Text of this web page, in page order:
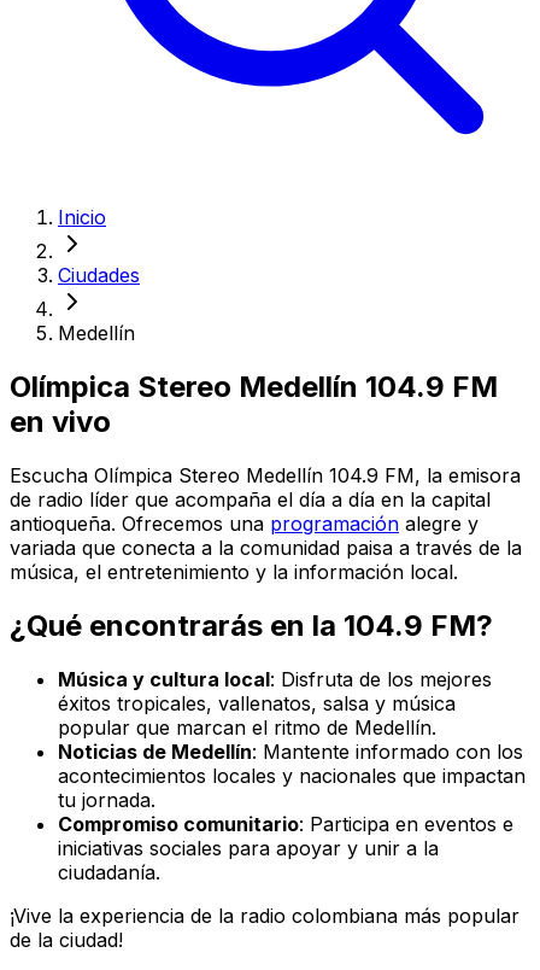
Inicio
Ciudades
Medellín
Olímpica Stereo Medellín 104.9 FM
en vivo
Escucha Olímpica Stereo Medellín 104.9 FM, la emisora
de radio líder que acompaña el día a día en la capital
antioqueña. Ofrecemos una programación alegre y
variada que conecta a la comunidad paisa a través de la
música, el entretenimiento y la información local.
¿Qué encontrarás en la 104.9 FM?
Música y cultura local: Disfruta de los mejores
éxitos tropicales, vallenatos, salsa y música
popular que marcan el ritmo de Medellín.
Noticias de Medellín: Mantente informado con los
acontecimientos locales y nacionales que impactan
tu jornada.
Compromiso comunitario: Participa en eventos e
iniciativas sociales para apoyar y unir a la
ciudadanía.
¡Vive la experiencia de la radio colombiana más popular
de la ciudad!